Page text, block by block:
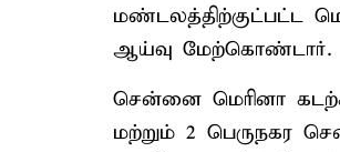
மண்டலத்திற்குட்பட்ட
ஆய்வு மேற்கொண்டார்.
சென்னை மெரினா
மற்றும் 2 பெருநகர